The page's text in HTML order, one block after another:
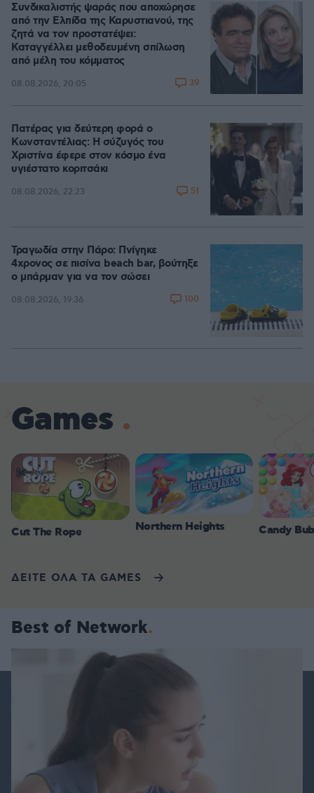
Συνδικαλιστής ψαράς που αποχώρησε
από την Ελπίδα της Καρυστιανού, της
ζητά να τον προστατέψει:
Καταγγέλλει μεθοδευμένη σπίλωση
από μέλη του κόμματος
08.08.2026, 20:05 39
Πατέρας για δεύτερη φορά ο
Κωνσταντέλιας: Η σύζυγός του
Χριστίνα έφερε στον κόσμο ένα
υγιέστατο κοριτσάκι
08.08.2026, 22:23 51
Τραγωδία στην Πάρο: Πνίγηκε
4χρονος σε πισίνα beach bar, βούτηξε
ο μπάρμαν για να τον σώσει
08.08.2026, 19:36 100
Games
Cut The Rope Northern Heights Candy
ΔΕΙΤΕ ΟΛΑ ΤΑ GAMES
Best of Network